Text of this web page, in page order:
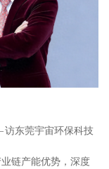
东莞宇宙环保科技
链产能优势，深度